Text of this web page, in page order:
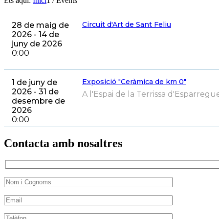
Circuit d'Art de Sant Feliu
28 de maig de
2026 - 14 de
juny de 2026
0:00
Exposició "Ceràmica de km 0"
1 de juny de
2026 - 31 de
desembre de
2026
0:00
A l'Espai de la Terrissa
Contacta amb nosaltres